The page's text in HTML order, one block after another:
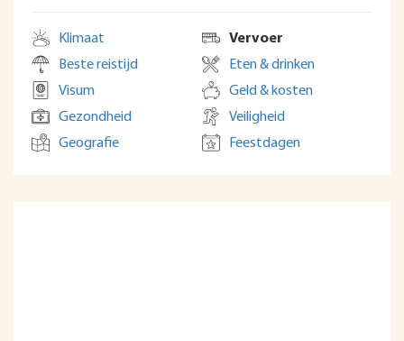
Klimaat
Beste reistijd
Visum
Gezondheid
Geografie
Vervoer
Eten & drinken
Geld & kosten
Veiligheid
Feestdagen